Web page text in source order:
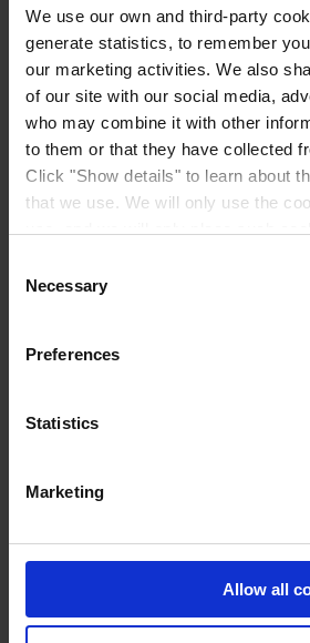
We use our own and third-party
generate statistics, to remember
our marketing activities. We also
of our site with our social media,
who may combine it with other
to them or that they have collected
Click "Show details" to learn about
that we use. We will only use the
link in ourCookie Policy
. If you
Selection
Necessary
Preferences
Statistics
Marketing
Allow all